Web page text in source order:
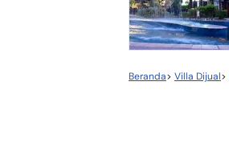
Beranda> Villa Dijual>